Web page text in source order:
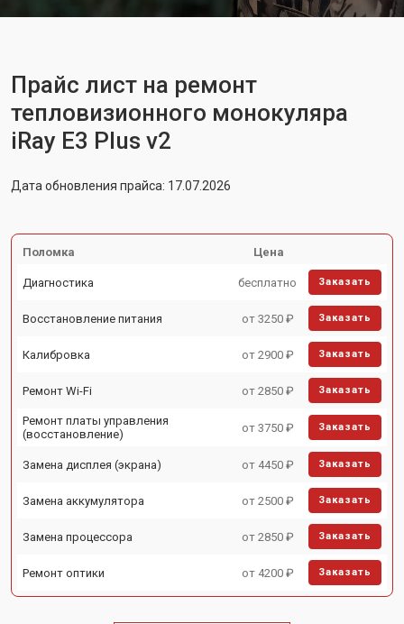
Прайс лист на ремонт
тепловизионного монокуляра
iRay E3 Plus v2
Дата обновления прайса: 17.07.2026
Поломка Цена
Диагностика бесплатно Заказать
Восстановление питания от 3250 ₽ Заказать
Калибровка от 2900 ₽ Заказать
Ремонт Wi-Fi от 2850 ₽ Заказать
Ремонт платы управления
(восстановление)
от 3750 ₽ Заказать
Замена дисплея (экрана) от 4450 ₽ Заказать
Замена аккумулятора от 2500 ₽ Заказать
Замена процессора от 2850 ₽ Заказать
Ремонт оптики от 4200 ₽ Заказать